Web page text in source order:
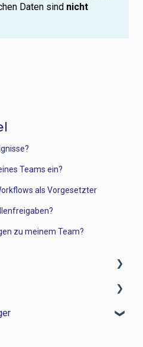
Daten sind nicht
Teams ein?
als Vorgesetzter
zu meinem Team?